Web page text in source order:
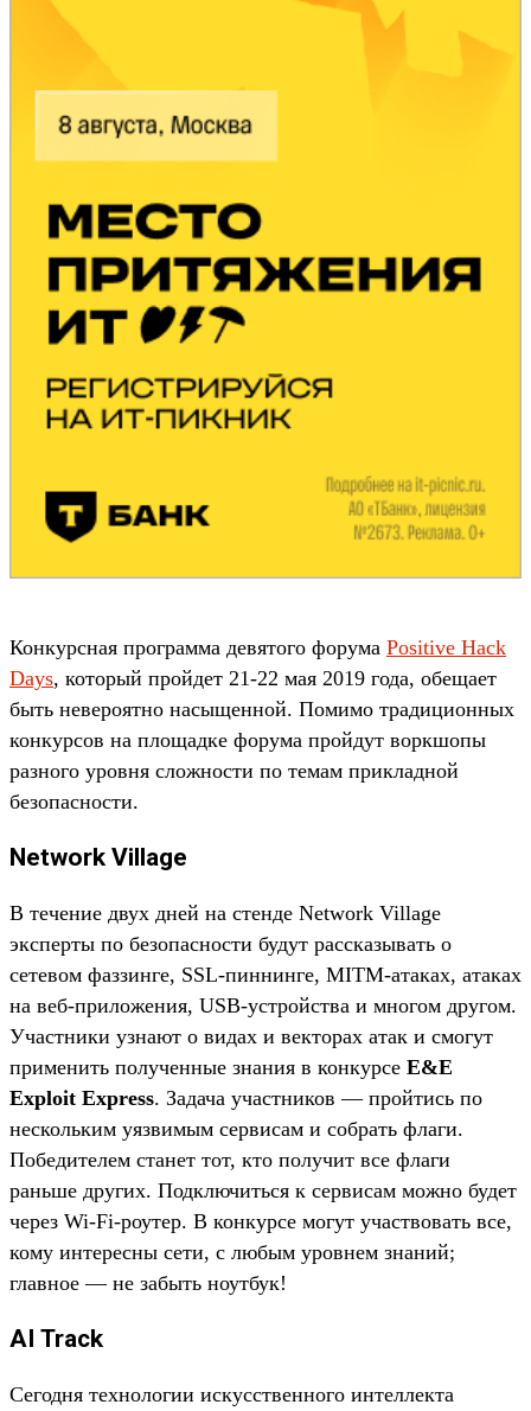
Конкурсная программа девятого форума Positive Hack
Days, который пройдет 21-22 мая 2019 года, обещает
быть невероятно насыщенной. Помимо традиционных
конкурсов на площадке форума пройдут воркшопы
разного уровня сложности по темам прикладной
безопасности.
Network Village
В течение двух дней на стенде Network Village
эксперты по безопасности будут рассказывать о
сетевом фаззинге, SSL-пиннинге, MITM-атаках, атаках
на веб-приложения, USB-устройства и многом другом.
Участники узнают о видах и векторах атак и смогут
применить полученные знания в конкурсе E&E
Exploit Express. Задача участников — пройтись по
нескольким уязвимым сервисам и собрать флаги.
Победителем станет тот, кто получит все флаги
раньше других. Подключиться к сервисам можно будет
через Wi-Fi-роутер. В конкурсе могут участвовать все,
кому интересны сети, с любым уровнем знаний;
главное — не забыть ноутбук!
AI Track
Сегодня технологии искусственного интеллекта